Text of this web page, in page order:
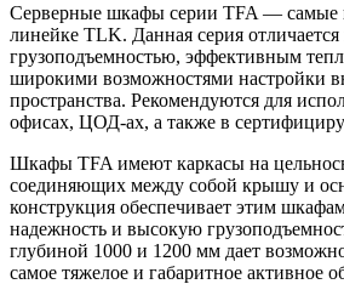
Серверные шкафы серии TFA — самые
линейке TLK. Данная серия
грузоподъемностью, эффективным
широкими возможностями настройки
пространства. Рекомендуются для
офисах, ЦОД-ах, а также в
Шкафы TFA имеют каркасы на
соединяющих между собой крышу и
конструкция обеспечивает этим
надежность и высокую
глубиной 1000 и 1200 мм дает
самое тяжелое и габаритное активное